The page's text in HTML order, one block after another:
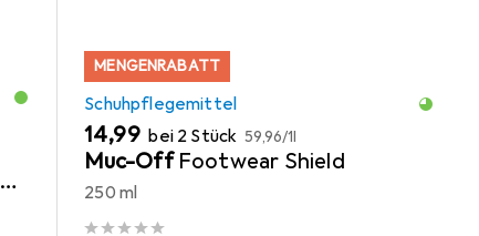
MENGENRABATT
Schuhpflegemittel
EUR
14,99 bei 2 Stück EUR
59,96/1l
Muc-Off Footwear Shield
250 ml